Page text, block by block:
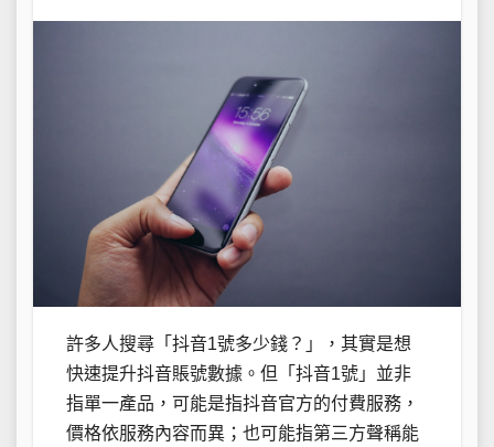
許多人搜尋「抖音1號多少錢？」，其實是想
快速提升抖音賬號數據。但「抖音1號」並非
指單一產品，可能是指抖音官方的付費服務，
價格依服務內容而異；也可能指第三方聲稱能